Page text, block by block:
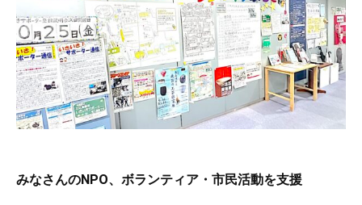
みなさんのNPO、ボランティア・市民活動を支援